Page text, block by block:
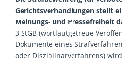
Gerichtsverhandlungen stellt
Meinungs- und Pressefreiheit
3 StGB (wortlautgetreue
Dokumente eines
oder Disziplinarverfahrens)